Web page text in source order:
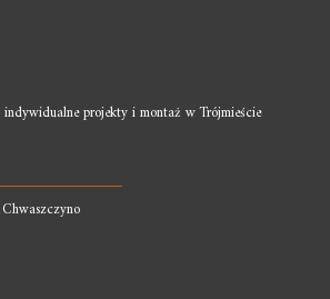
projekty i montaż w Trójmieście